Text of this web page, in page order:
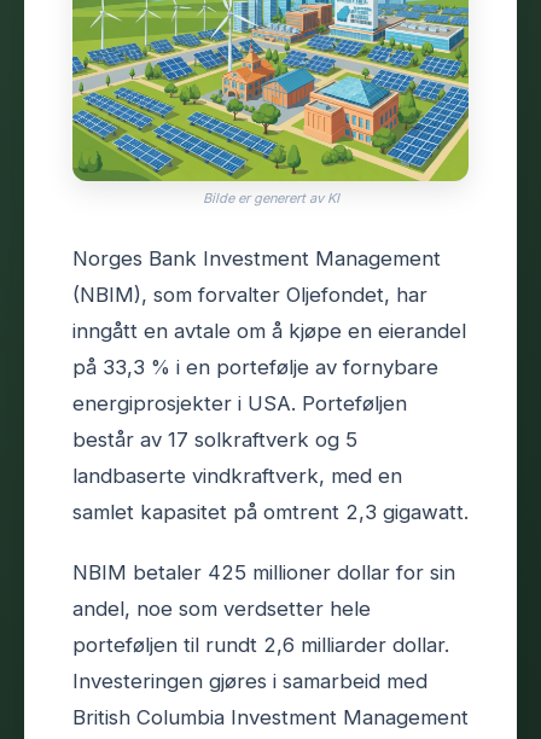
Bilde er generert av KI
Norges Bank Investment Management
(NBIM), som forvalter Oljefondet, har
inngått en avtale om å kjøpe en eierandel
på 33,3 % i en portefølje av fornybare
energiprosjekter i USA. Porteføljen
består av 17 solkraftverk og 5
landbaserte vindkraftverk, med en
samlet kapasitet på omtrent 2,3 gigawatt.
NBIM betaler 425 millioner dollar for sin
andel, noe som verdsetter hele
porteføljen til rundt 2,6 milliarder dollar.
Investeringen gjøres i samarbeid med
British Columbia Investment Management